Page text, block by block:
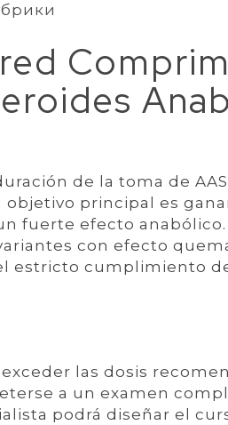
de la toma de
principal es
fuerte efecto anabólico.
con efecto
estricto cumplimiento
las dosis
a un examen
podrá diseñar el